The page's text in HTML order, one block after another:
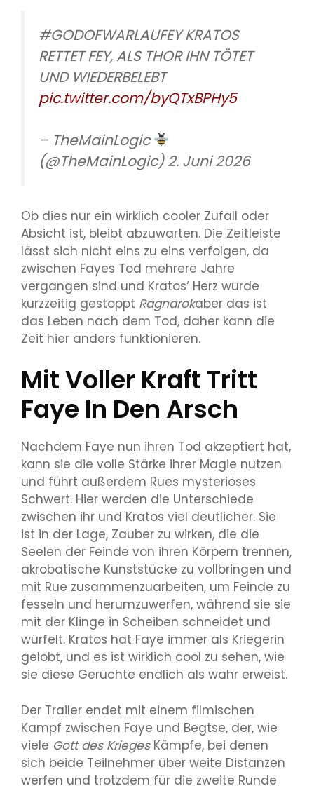
#GODOFWARLAUFEY KRATOS
RETTET FEY, ALS THOR IHN TÖTET
UND WIEDERBELEBT
pic.twitter.com/byQTxBPHy5
– TheMainLogic
(@TheMainLogic) 2. Juni 2026
Ob dies nur ein wirklich cooler Zufall oder
Absicht ist, bleibt abzuwarten. Die Zeitleiste
lässt sich nicht eins zu eins verfolgen, da
zwischen Fayes Tod mehrere Jahre
vergangen sind und Kratos‘ Herz wurde
kurzzeitig gestoppt Ragnarokaber das ist
das Leben nach dem Tod, daher kann die
Zeit hier anders funktionieren.
Mit Voller Kraft Tritt
Faye In Den Arsch
Nachdem Faye nun ihren Tod akzeptiert hat,
kann sie die volle Stärke ihrer Magie nutzen
und führt außerdem Rues mysteriöses
Schwert. Hier werden die Unterschiede
zwischen ihr und Kratos viel deutlicher. Sie
ist in der Lage, Zauber zu wirken, die die
Seelen der Feinde von ihren Körpern trennen,
akrobatische Kunststücke zu vollbringen und
mit Rue zusammenzuarbeiten, um Feinde zu
fesseln und herumzuwerfen, während sie sie
mit der Klinge in Scheiben schneidet und
würfelt. Kratos hat Faye immer als Kriegerin
gelobt, und es ist wirklich cool zu sehen, wie
sie diese Gerüchte endlich als wahr erweist.
Der Trailer endet mit einem filmischen
Kampf zwischen Faye und Begtse, der, wie
viele Gott des KriegesKämpfe, bei denen
sich beide Teilnehmer über weite Distanzen
werfen und trotzdem für die zweite Runde